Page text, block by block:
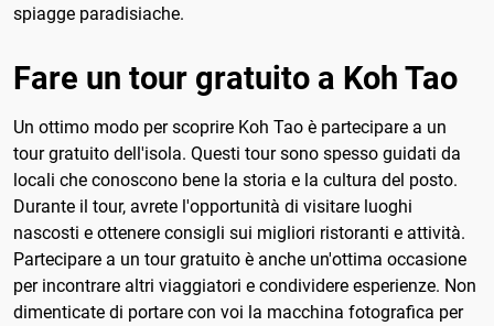
spiagge paradisiache.
Fare un tour gratuito a Koh Tao
Un ottimo modo per scoprire Koh Tao è partecipare a un
tour gratuito dell'isola. Questi tour sono spesso guidati da
locali che conoscono bene la storia e la cultura del posto.
Durante il tour, avrete l'opportunità di visitare luoghi
nascosti e ottenere consigli sui migliori ristoranti e attività.
Partecipare a un tour gratuito è anche un'ottima occasione
per incontrare altri viaggiatori e condividere esperienze. Non
dimenticate di portare con voi la macchina fotografica per